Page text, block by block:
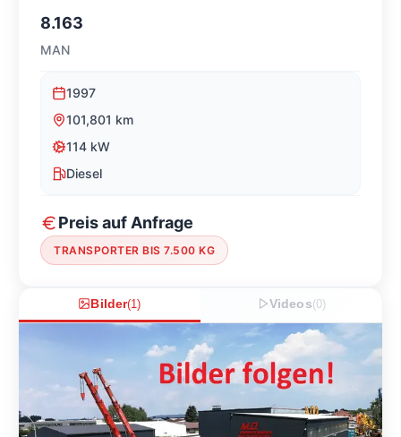
8.163
MAN
1997
101,801 km
114 kW
Diesel
Preis auf Anfrage
TRANSPORTER BIS 7.500 KG
Bilder(1) Videos(0)